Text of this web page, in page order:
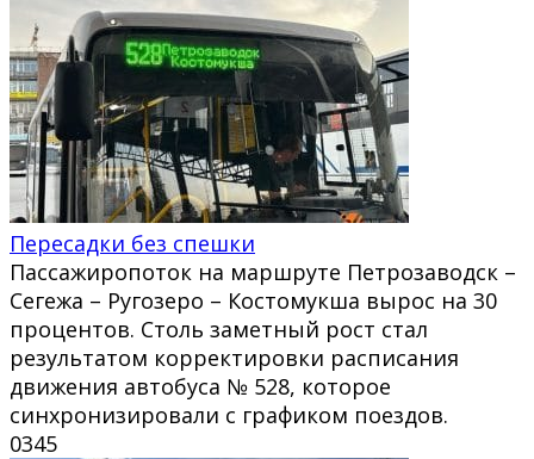
Пересадки без спешки
Пассажиропоток на маршруте Петрозаводск –
Сегежа – Ругозеро – Костомукша вырос на 30
процентов. Столь заметный рост стал
результатом корректировки расписания
движения автобуса № 528, которое
синхронизировали с графиком поездов.
0345